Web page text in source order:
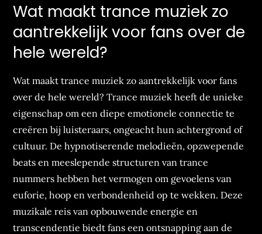
Wat maakt trance muziek zo
aantrekkelijk voor fans over de
hele wereld?
Wat maakt trance muziek zo aantrekkelijk voor fans
over de hele wereld? Trance muziek heeft de unieke
eigenschap om een diepe emotionele connectie te
creëren bij luisteraars, ongeacht hun achtergrond of
cultuur. De hypnotiserende melodieën, opzwepende
beats en meeslepende structuren van trance
nummers hebben het vermogen om gevoelens van
euforie, hoop en verbondenheid op te wekken. Deze
muzikale reis van opbouwende energie en
transcendentie biedt fans een ontsnapping aan de